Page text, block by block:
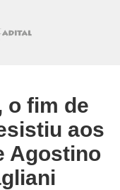
o fim de
aos
Agostino